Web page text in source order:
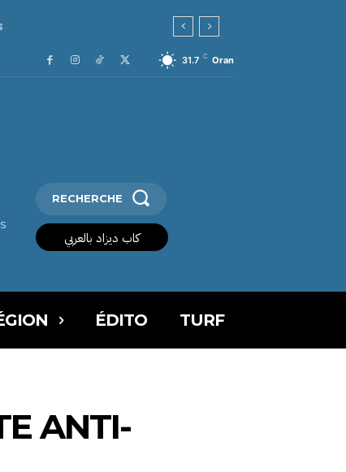
31.7 C Oran
RECHERCHE
كاب ديزاد بالعربي
ÉDITO TURF
ANTI-